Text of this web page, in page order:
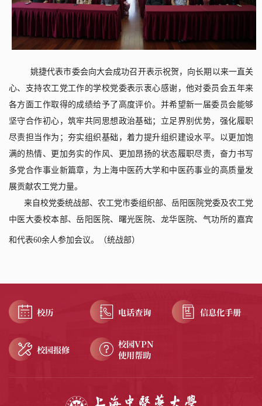
姚捷代表市委会向大会成功召开表示祝贺， 向长期以来一直关
心、支持农工党工作的学校党委表示衷心感谢 ，他对委员会五年来
各方面工作取得的成绩给予了高度评价。并希望新一届委员会能够
坚守合作初心，筑牢共同思想政治基础；立足界别优势，强化履职
尽责担当作为；夯实组织基础，着力提升组织建设水平。 以更加饱
满的热情、更加务实的作风、更加昂扬的状态履职尽责，奋力书写
多党合作事业新篇章，为上海中医药大学和中医药事业的高质量发
展贡献农工党力量。
来自 校党委统战部、农工党市委组织部、岳阳医院党委及农工党
中医大委校本部、岳阳医院、曙光医院、龙华医院、气功所的 嘉宾
和代表60余人参加会议。 （统战部）
校历 电话查询 信息化手册
校园报修
校园VPN
使用帮助